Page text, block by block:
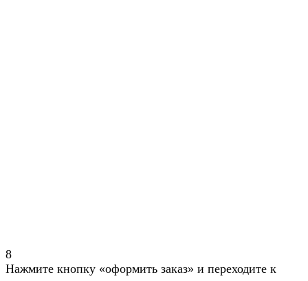
8
Нажмите кнопку «оформить заказ» и переходите к